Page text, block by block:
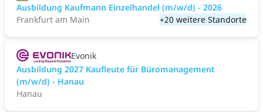
Ausbildung Kaufmann Einzelhandel (m/w/d) - 2026
Frankfurt am Main
+20 weitere Standorte
Evonik
Ausbildung 2027 Kaufleute für Büromanagement
(m/w/d) - Hanau
Hanau